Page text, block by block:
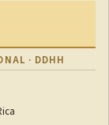
· DDHH